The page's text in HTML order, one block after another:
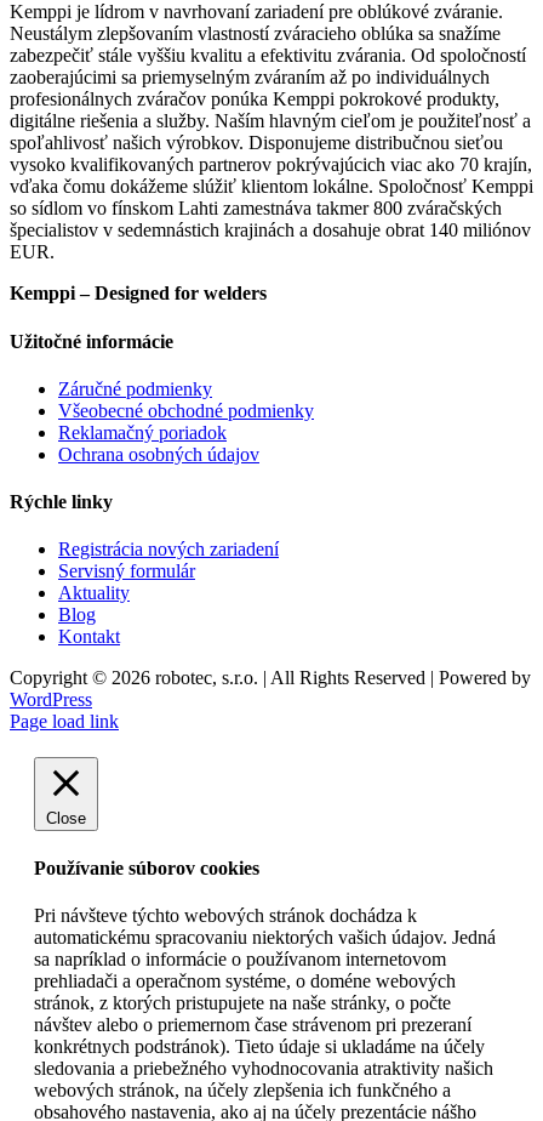
Kemppi je lídrom v navrhovaní zariadení pre oblúkové zváranie.
Neustálym zlepšovaním vlastností zváracieho oblúka sa snažíme
zabezpečiť stále vyššiu kvalitu a efektivitu zvárania. Od spoločností
zaoberajúcimi sa priemyselným zváraním až po individuálnych
profesionálnych zváračov ponúka Kemppi pokrokové produkty,
digitálne riešenia a služby. Naším hlavným cieľom je použiteľnosť a
spoľahlivosť našich výrobkov. Disponujeme distribučnou sieťou
vysoko kvalifikovaných partnerov pokrývajúcich viac ako 70 krajín,
vďaka čomu dokážeme slúžiť klientom lokálne. Spoločnosť Kemppi
so sídlom vo fínskom Lahti zamestnáva takmer 800 zváračských
špecialistov v sedemnástich krajinách a dosahuje obrat 140 miliónov
EUR.
Kemppi – Designed for welders
Užitočné informácie
Záručné podmienky
Všeobecné obchodné podmienky
Reklamačný poriadok
Ochrana osobných údajov
Rýchle linky
Registrácia nových zariadení
Servisný formulár
Aktuality
Blog
Kontakt
Copyright © 2026 robotec, s.r.o. | All Rights Reserved | Powered by
WordPress
Facebook
Instagram
YouTube
LinkedIn
X
Page load link
Close
Používanie súborov cookies
Pri návšteve týchto webových stránok dochádza k
automatickému spracovaniu niektorých vašich údajov. Jedná
sa napríklad o informácie o používanom internetovom
prehliadači a operačnom systéme, o doméne webových
stránok, z ktorých pristupujete na naše stránky, o počte
návštev alebo o priemernom čase strávenom pri prezeraní
konkrétnych podstránok). Tieto údaje si ukladáme na účely
sledovania a priebežného vyhodnocovania atraktivity našich
webových stránok, na účely zlepšenia ich funkčného a
obsahového nastavenia, ako aj na účely prezentácie nášho